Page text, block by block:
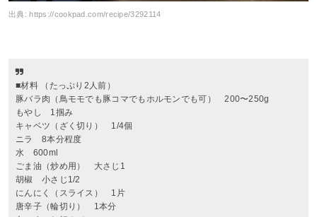
出典: https://cookpad.com/recipe/3292114
■材料 （たっぷり2人前）
豚バラ肉（鳥モモでも豚コマでもホルモンでも可） 200〜250g
もやし 1掴み
キャベツ（ざく切り） 1/4個
ニラ 8本分程度
水 600ml
ごま油（炒め用） 大さじ1
胡椒 小さじ1/2
にんにく（スライス） 1片
唐辛子（輪切り） 1本分